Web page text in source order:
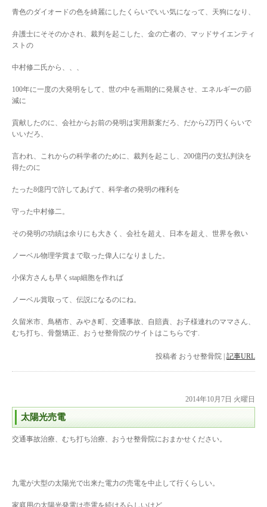
青色のダイオードの色を綺麗にしたくらいでいい気になって、天狗になり、
弁護士にそそのかされ、裁判を起こした、金の亡者の、マッドサイエンティ
ストの
中村修二氏から、、、
100年に一度の大発明をして、世の中を画期的に発展させ、エネルギーの節
減に
貢献したのに、会社からお前の発明は実用新案だろ、だから2万円くらいで
いいだろ、
言われ、これからの科学者のために、裁判を起こし、200億円の支払判決を
得たのに
たった8億円で許してあげて、科学者の発明の権利を
守った中村修二。
その発明の功績は余りにも大きく、会社を超え、日本を超え、世界を救い
ノーベル物理学賞まで取った偉人になりました。
小保方さんも早くstap細胞を作れば
ノーベル賞取って、伝説になるのにね。
久留米市、鳥栖市、みやき町、交通事故、自賠責、お子様連れのママさん、
むち打ち、骨盤矯正、おうせ整骨院のサイトはこちらです.
投稿者 おうせ整骨院 | 記事URL
2014年10月7日 火曜日
太陽光売電
交通事故治療、むち打ち治療、おうせ整骨院におまかせください。
九電が大型の太陽光で出来た電力の売電を中止して行くらしい。
家庭用の太陽光発電は売電を続けるらしいけど、